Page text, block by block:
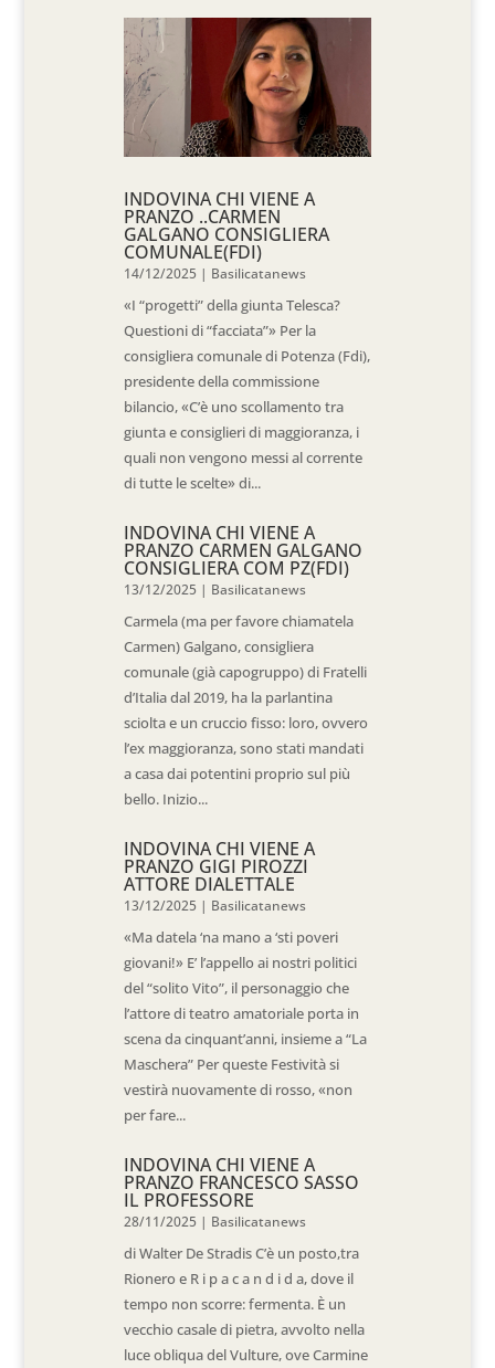
INDOVINA CHI VIENE A
PRANZO ..CARMEN
GALGANO CONSIGLIERA
COMUNALE(FDI)
14/12/2025 | Basilicatanews
«I “progetti” della giunta Telesca?
Questioni di “facciata”» Per la
consigliera comunale di Potenza (Fdi),
presidente della commissione
bilancio, «C’è uno scollamento tra
giunta e consiglieri di maggioranza, i
quali non vengono messi al corrente
di tutte le scelte» di...
INDOVINA CHI VIENE A
PRANZO CARMEN GALGANO
CONSIGLIERA COM PZ(FDI)
13/12/2025 | Basilicatanews
Carmela (ma per favore chiamatela
Carmen) Galgano, consigliera
comunale (già capogruppo) di Fratelli
d’Italia dal 2019, ha la parlantina
sciolta e un cruccio fisso: loro, ovvero
l’ex maggioranza, sono stati mandati
a casa dai potentini proprio sul più
bello. Inizio...
INDOVINA CHI VIENE A
PRANZO GIGI PIROZZI
ATTORE DIALETTALE
13/12/2025 | Basilicatanews
«Ma datela ‘na mano a ‘sti poveri
giovani!» E’ l’appello ai nostri politici
del “solito Vito”, il personaggio che
l’attore di teatro amatoriale porta in
scena da cinquant’anni, insieme a “La
Maschera” Per queste Festività si
vestirà nuovamente di rosso, «non
per fare...
INDOVINA CHI VIENE A
PRANZO FRANCESCO SASSO
IL PROFESSORE
28/11/2025 | Basilicatanews
di Walter De Stradis C’è un posto,tra
Rionero e R i p a c a n d i d a, dove il
tempo non scorre: fermenta. È un
vecchio casale di pietra, avvolto nella
luce obliqua del Vulture, ove Carmine